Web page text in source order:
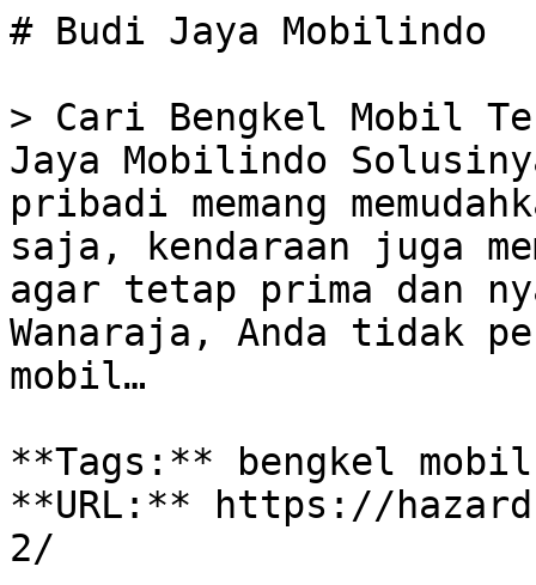
# Budi Jaya Mobilindo
> Cari Bengkel Mobil
Jaya Mobilindo
pribadi memang
saja, kendaraan juga
agar tetap prima dan
Wanaraja, Anda tidak
mobil…
**Tags:** bengkel
**URL:** https://
2/